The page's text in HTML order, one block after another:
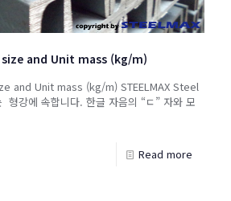
and Unit mass (kg/m)
and Unit mass (kg/m) STEELMAX Steel
에 속합니다. 한글 자음의 “ㄷ” 자와 모
Read more